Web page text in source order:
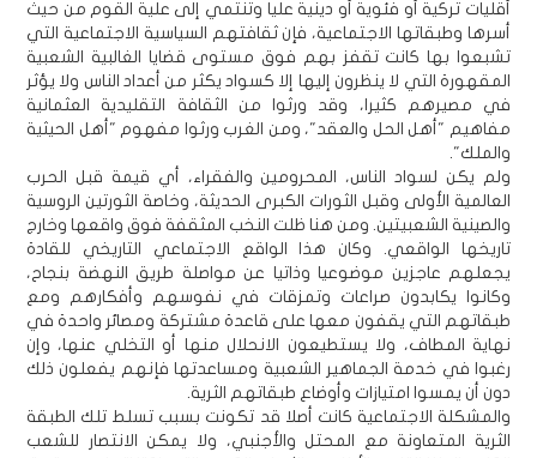
أقليات تركية أو فئوية أو دينية عليا وتنتمي إلى علية القوم من حيث
أسرها وطبقاتها الاجتماعية، فإن ثقافتهم السياسية الاجتماعية التي
تشبعوا بها كانت تقفز بهم فوق مستوى قضايا الغالبية الشعبية
المقهورة التي لا ينظرون إليها إلا كسواد يكثر من أعداد الناس ولا يؤثر
في مصيرهم كثيرا، وقد ورثوا من الثقافة التقليدية العثمانية
مفاهيم "أهل الحل والعقد"، ومن الغرب ورثوا مفهوم "أهل الحيثية
والملك".
ولم يكن لسواد الناس، المحرومين والفقراء، أي قيمة قبل الحرب
العالمية الأولى وقبل الثورات الكبرى الحديثة، وخاصة الثورتين الروسية
والصينية الشعبيتين. ومن هنا ظلت النخب المثقفة فوق واقعها وخارج
تاريخها الواقعي. وكان هذا الواقع الاجتماعي التاريخي للقادة
يجعلهم عاجزين موضوعيا وذاتيا عن مواصلة طريق النهضة بنجاح،
وكانوا يكابدون صراعات وتمزقات في نفوسهم وأفكارهم ومع
طبقاتهم التي يقفون معها على قاعدة مشتركة ومصائر واحدة في
نهاية المطاف، ولا يستطيعون الانحلال منها أو التخلي عنها، وإن
رغبوا في خدمة الجماهير الشعبية ومساعدتها فإنهم يفعلون ذلك
دون أن يمسوا امتيازات وأوضاع طبقاتهم الثرية.
والمشكلة الاجتماعية كانت أصلا قد تكونت بسبب تسلط تلك الطبقة
الثرية المتعاونة مع المحتل والأجنبي، ولا يمكن الانتصار للشعب